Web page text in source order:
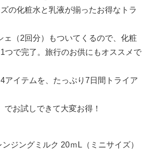
の化粧水と乳液が揃ったお得なトラ
ェ（2回分）もついてくるので、化粧
つで完了。旅行のお供にもオススメで
アイテムを、たっぷり7日間トライア
でお試しできて大変お得！
ンジングミルク 20ｍL（ミニサイズ）